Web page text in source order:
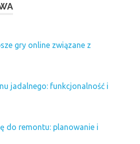
gry online związane z
jadalnego: funkcjonalność i
do remontu: planowanie i